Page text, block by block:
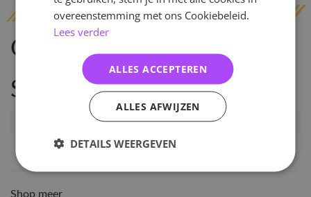
Omschrijving
Specificaties
14261
EAN nummer
8809755509323
Shop meer
overeenstemming met ons Cookiebeleid.
Lees verder
ALLES ACCEPTEREN
ALLES AFWIJZEN
DETAILS WEERGEVEN